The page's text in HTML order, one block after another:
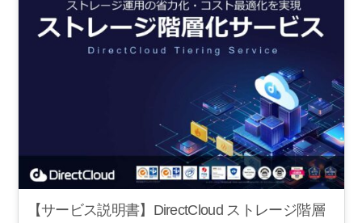
【サービス説明書】DirectCloud ストレージ階層